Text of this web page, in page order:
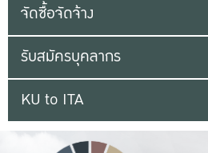
จัดซื้อจัดจ้าง
รับสมัครบุคลากร
KU to ITA